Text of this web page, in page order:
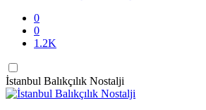
0
0
1.2K
İstanbul Balıkçılık Nostalji